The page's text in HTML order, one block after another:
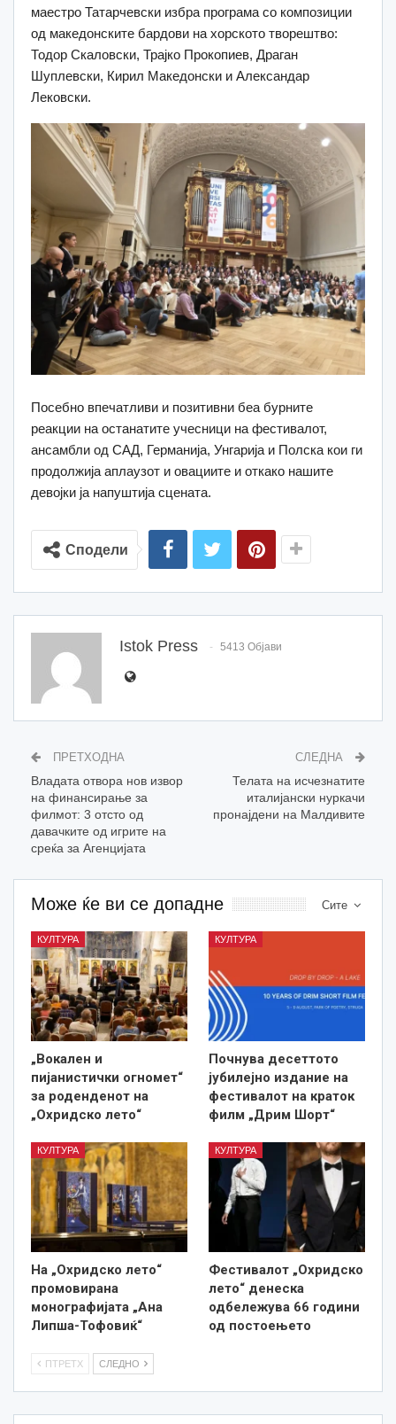
маестро Татарчевски избра програма со композиции
од македонските бардови на хорското творештво:
Тодор Скаловски, Трајко Прокопиев, Драган
Шуплевски, Кирил Македонски и Александар
Лековски.
Посебно впечатливи и позитивни беа бурните
реакции на останатите учесници на фестивалот,
ансамбли од САД, Германија, Унгарија и Полска кои ги
продолжија аплаузот и овациите и откако нашите
девојки ја напуштија сцената.
Сподели
Istok Press 5413 Објави
ПРЕТХОДНА
Владата отвора нов извор
на финансирање за
филмот: 3 oтсто од
давачките од игрите на
среќа за Агенцијата
СЛЕДНА
Телата на исчезнатите
италијански нуркачи
пронајдени на Малдивите
Сите
Може ќе ви се допадне
КУЛТУРА
„Вокален и
пијанистички огномет“
за роденденот на
„Охридско лето“
КУЛТУРА
Почнува десеттото
јубилејно издание на
фестивалот на краток
филм „Дрим Шорт“
КУЛТУРА
На „Охридско лето“
промовирана
монографијата „Ана
Липша-Тофовиќ“
КУЛТУРА
Фестивалот „Охридско
лето“ денеска
одбележува 66 години
од постоењето
ПТРЕТХ СЛЕДНО